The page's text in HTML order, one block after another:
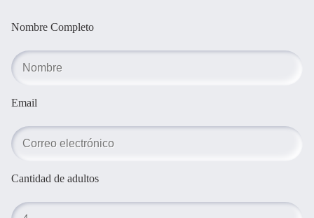
Nombre Completo
Email
Cantidad de adultos